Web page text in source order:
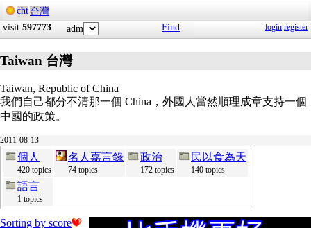
cht 台灣
visit:597773 adm Find login register
Taiwan 台灣
Taiwan, Republic ofChina
我們自己都分不清那一個 China，外國人當然順理成章支持一個
中國的政策。
2011-08-13
個人
420 topics
名人嘉言錄
74 topics
政治
172 topics
民以食為天
140 topics
語言
1 topics
Sorting by score